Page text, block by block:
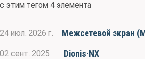
с этим тегом 4 элемента
24 июл. 2026 г. Межсетевой экран
02 сент. 2025
Dionis-NX